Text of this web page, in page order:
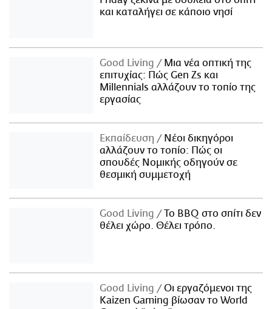
και καταλήγει σε κάποιο νησί
Good Living
Μια νέα οπτική της
επιτυχίας: Πώς Gen Zs και
Millennials αλλάζουν το τοπίο της
εργασίας
Εκπαίδευση
Νέοι δικηγόροι
αλλάζουν το τοπίο: Πώς οι
σπουδές Νομικής οδηγούν σε
θεσμική συμμετοχή
Good Living
Το BBQ στο σπίτι δεν
θέλει χώρο. Θέλει τρόπο.
Good Living
Οι εργαζόμενοι της
Kaizen Gaming βίωσαν το World